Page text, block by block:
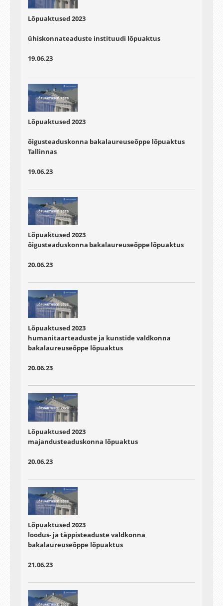
Lõpuaktused 2023
ühiskonnateaduste instituudi lõpuaktus
19.06.23
Lõpuaktused 2023
õigusteaduskonna bakalaureuseõppe lõpuaktus
Tallinnas
19.06.23
Lõpuaktused 2023
õigusteaduskonna bakalaureuseõppe lõpuaktus
20.06.23
Lõpuaktused 2023
humanitaarteaduste ja kunstide valdkonna
bakalaureuseõppe lõpuaktus
20.06.23
Lõpuaktused 2023
majandusteaduskonna lõpuaktus
20.06.23
Lõpuaktused 2023
loodus- ja täppisteaduste valdkonna
bakalaureuseõppe lõpuaktus
21.06.23